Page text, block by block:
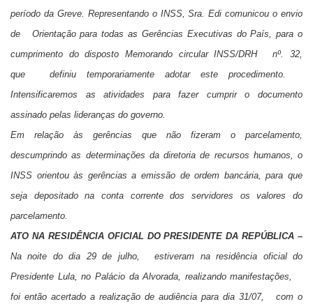
período da Greve. Representando o INSS, Sra. Edi comunicou o envio
de Orientação para todas as Gerências Executivas do País, para o
cumprimento do disposto Memorando circular INSS/DRH nº. 32,
que definiu temporariamente adotar este procedimento.
Intensificaremos as atividades para fazer cumprir o documento
assinado pelas lideranças do governo.
Em relação às gerências que não fizeram o parcelamento,
descumprindo as determinações da diretoria de recursos humanos, o
INSS orientou às gerências a emissão de ordem bancária, para que
seja depositado na conta corrente dos servidores os valores do
parcelamento.
ATO NA RESIDÊNCIA OFICIAL DO PRESIDENTE DA REPÚBLICA –
Na noite do dia 29 de julho, estiveram na residência oficial do
Presidente Lula, no Palácio da Alvorada, realizando manifestações,
foi então acertado a realização de audiência para dia 31/07, com o